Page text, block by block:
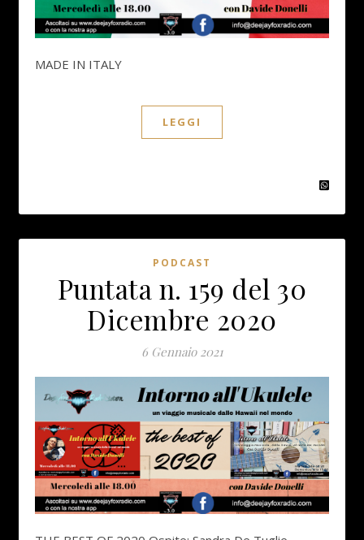
MADE IN ITALY
LEGGI
PODCAST
Puntata n. 159 del 30
Dicembre 2020
6 Gennaio 2021